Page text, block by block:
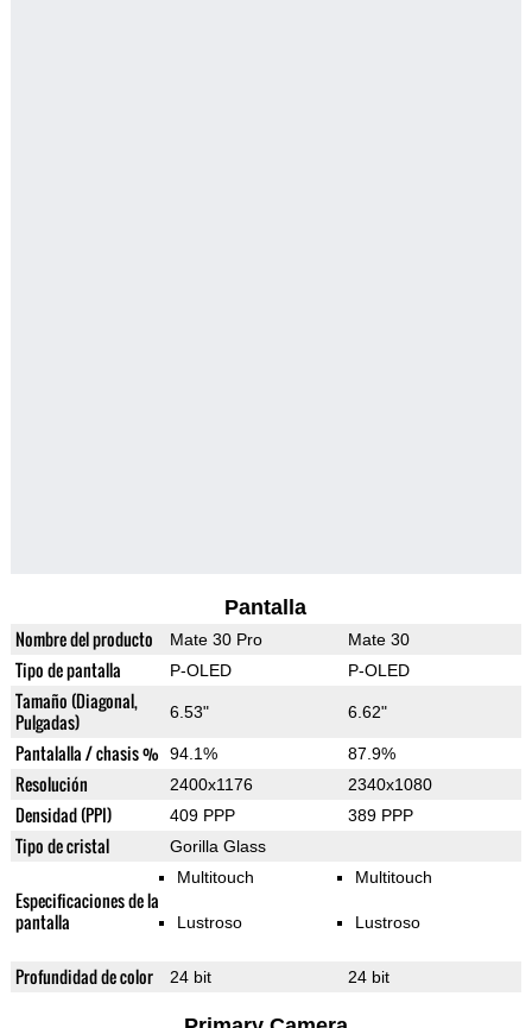
Pantalla
Nombre del producto Mate 30 Pro Mate 30
Tipo de pantalla P-OLED P-OLED
Tamaño (Diagonal,
Pulgadas)
6.53" 6.62"
Pantalalla / chasis % 94.1% 87.9%
Resolución 2400x1176 2340x1080
Densidad (PPI) 409 PPP 389 PPP
Tipo de cristal Gorilla Glass
Especificaciones de la
pantalla
Multitouch
Lustroso
Multitouch
Lustroso
Profundidad de color 24 bit 24 bit